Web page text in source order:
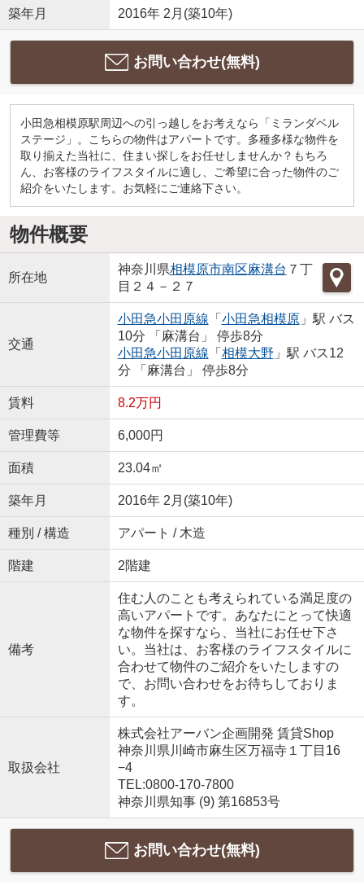
築年月 2016年 2月(築10年)
お問い合わせ(無料)
小田急相模原駅周辺への引っ越しをお考えなら「ミランダベル
ステージ」。こちらの物件はアパートです。多種多様な物件を
取り揃えた当社に、住まい探しをお任せしませんか？もちろ
ん、お客様のライフスタイルに適し、ご希望に合った物件のご
紹介をいたします。お気軽にご連絡下さい。
物件概要
所在地
神奈川県相模原市南区麻溝台 ７丁
目２４－２７
交通
小田急小田原線 「 小田急相模原」駅 バス
10分 「麻溝台」 停歩8分
小田急小田原線 「 相模大野 」駅 バス12
分 「麻溝台」 停歩8分
賃料 8.2万円
管理費等 6,000円
面積 23.04㎡
築年月 2016年 2月(築10年)
種別 / 構造 アパート / 木造
階建 2階建
備考
住む人のことも考えられている満足度の
高いアパートです。あなたにとって快適
な物件を探すなら、当社にお任せ下さ
い。当社は、お客様のライフスタイルに
合わせて物件のご紹介をいたしますの
で、お問い合わせをお待ちしておりま
す。
取扱会社
株式会社アーバン企画開発 賃貸Shop
神奈川県川崎市麻生区万福寺１丁目16
−4
TEL:0800-170-7800
神奈川県知事 (9) 第16853号
お問い合わせ(無料)